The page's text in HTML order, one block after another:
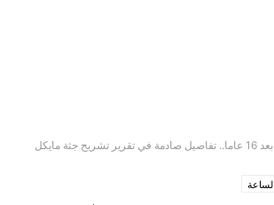
بعد 16 عاما.. تفاصيل صادمة في تقرير تشريح جثة مايكل